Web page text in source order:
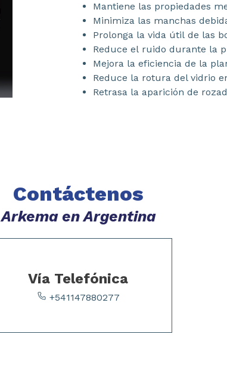
Mantiene las propiedades
Minimiza las manchas
Prolonga la vida útil de las
Reduce el ruido durante la
Mejora la eficiencia de la
Reduce la rotura del vidrio
Retrasa la aparición de
Contáctenos
Arkema en Argentina
Vía Telefónica
+541147880277